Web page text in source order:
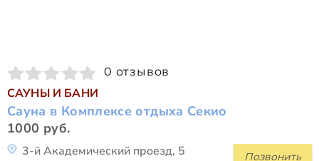
0 отзывов
САУНЫ И БАНИ
Сауна в Комплексе отдыха Секио
1000 руб.
Позвонить
3-й Академический проезд, 5